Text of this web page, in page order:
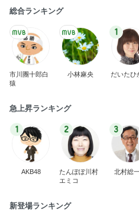
総合ランキング
市川團十郎白
猿
小林麻央
1
だいたひ
急上昇ランキング
1
AKB48
2
たんぽぽ川村
エミコ
3
北村総
新登場ランキング